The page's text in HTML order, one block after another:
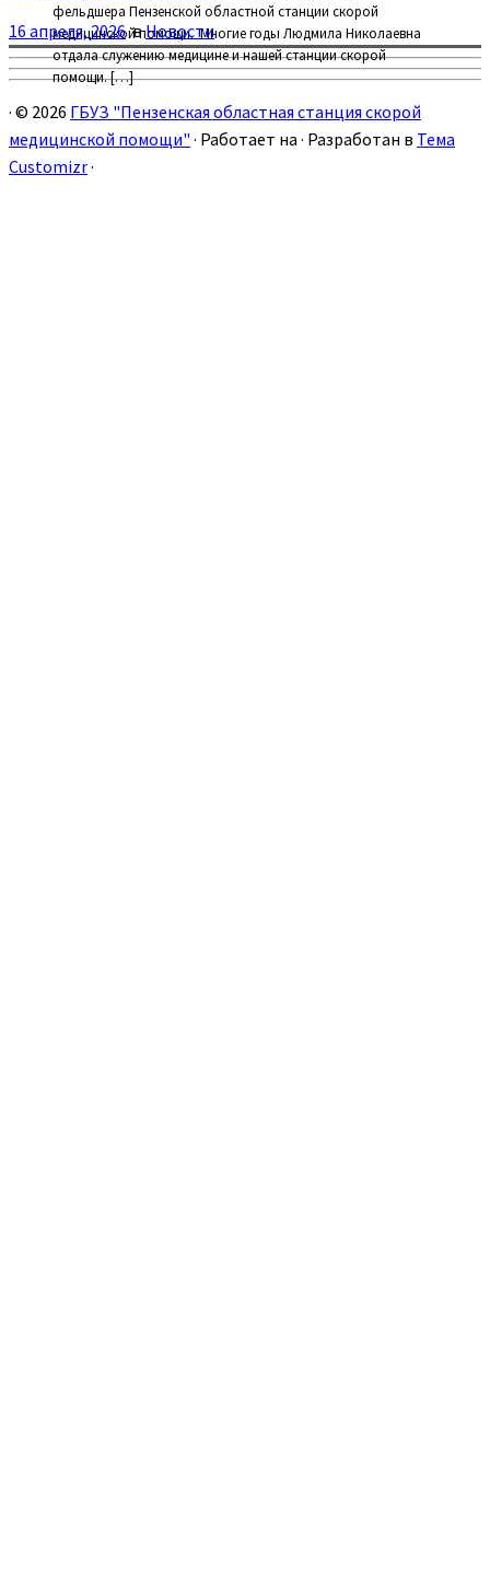
фельдшера Пензенской областной станции скорой
медицинской помощи. ⁣ Многие годы Людмила Николаевна
отдала служению медицине и нашей станции скорой
помощи. […]
16 апреля, 2026вНовости
· © 2026 ГБУЗ "Пензенская областная станция скорой
медицинской помощи" · Работает на · Разработан в Тема
Customizr·